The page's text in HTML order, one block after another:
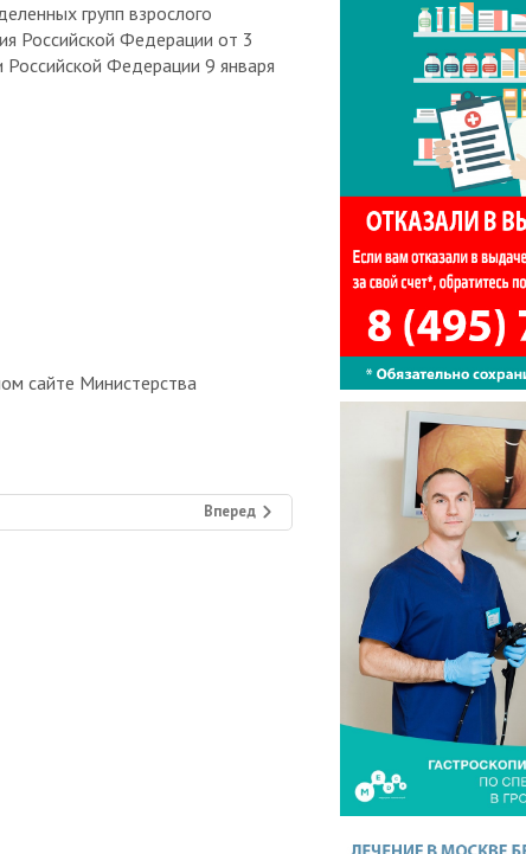
декабря 2016 г. N 946н "О
групп взрослого
Российской Федерации от 3
Федерации 9 января
сайте Министерства
Вперед